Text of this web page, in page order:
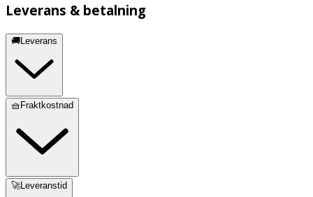
Leverans & betalning
🚚Leverans
🧺Fraktkostnad
🚀Leveranstid